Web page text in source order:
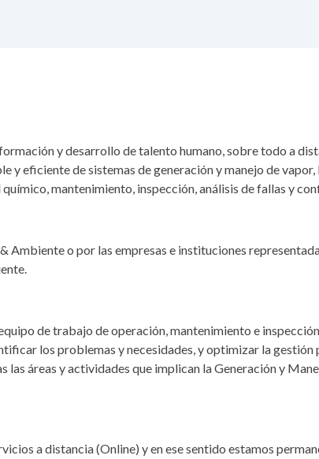
y desarrollo de talento humano, sobre todo a
y eficiente de sistemas de generación y manejo de vapor,
mantenimiento, inspección, análisis de fallas y
o por las empresas e instituciones
de trabajo de operación, mantenimiento e
los problemas y necesidades, y optimizar la gestión
áreas y actividades que implican la Generación y
a distancia (Online) y en ese sentido estamos